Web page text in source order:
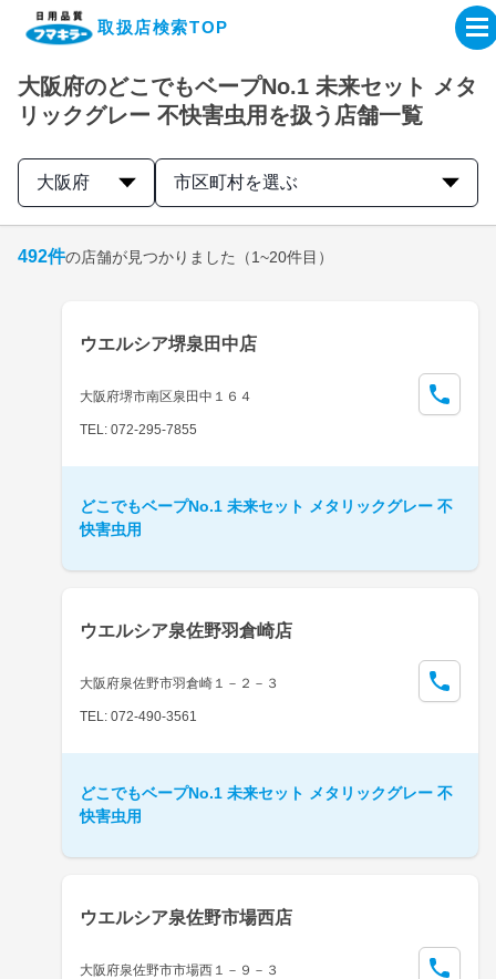
取扱店検索TOP
企業・IR情報サイト
製品情報サイト
取扱店検索はこちら
大阪府のどこでもベープNo.1 未来セット メタ
リックグレー 不快害虫用を扱う店舗一覧
大阪府 市区町村を選ぶ
492件の店舗が見つかりました （1~20件目）
ウエルシア堺泉田中店
大阪府堺市南区泉田中１６４
TEL: 072-295-7855
どこでもベープNo.1 未来セット メタリックグレー 不
快害虫用
ウエルシア泉佐野羽倉崎店
大阪府泉佐野市羽倉崎１－２－３
TEL: 072-490-3561
どこでもベープNo.1 未来セット メタリックグレー 不
快害虫用
ウエルシア泉佐野市場西店
大阪府泉佐野市市場西１－９－３